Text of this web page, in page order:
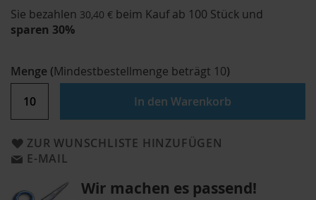
Sie bezahlen 30,40 € beim Kauf ab 100 Stück und
sparen 30%
Menge (Mindestbestellmenge beträgt 10)
In den Warenkorb
ZUR WUNSCHLISTE HINZUFÜGEN
E-MAIL
Wir machen es passend!